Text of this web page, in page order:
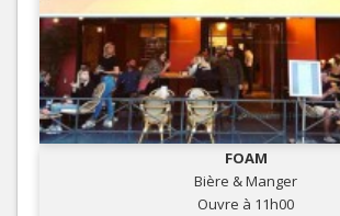
FOAM
Bière & Manger
Ouvre à 11h00